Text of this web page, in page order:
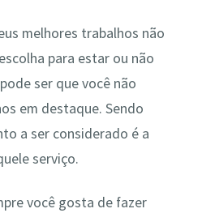
melhores trabalhos não
para estar ou não
ser que você não
em destaque. Sendo
a ser considerado é a
serviço.
você gosta de fazer